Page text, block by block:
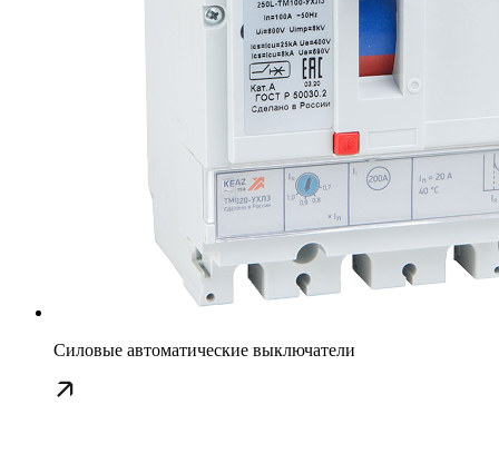
Силовые автоматические выключатели